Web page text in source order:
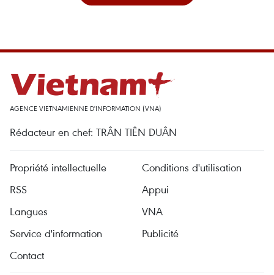
AGENCE VIETNAMIENNE D'INFORMATION (VNA)
Rédacteur en chef: TRÂN TIÊN DUÂN
Propriété intellectuelle
Conditions d'utilisation
RSS
Appui
Langues
VNA
Service d'information
Publicité
Contact